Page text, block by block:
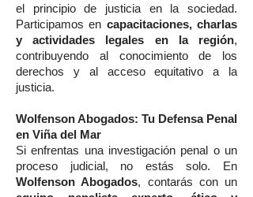
el principio de justicia en la sociedad.
Participamos en capacitaciones, charlas
y actividades legales en la región,
contribuyendo al conocimiento de los
derechos y al acceso equitativo a la
justicia.
Wolfenson Abogados: Tu Defensa Penal
en Viña del Mar
Si enfrentas una investigación penal o un
proceso judicial, no estás solo. En
Wolfenson Abogados, contarás con un